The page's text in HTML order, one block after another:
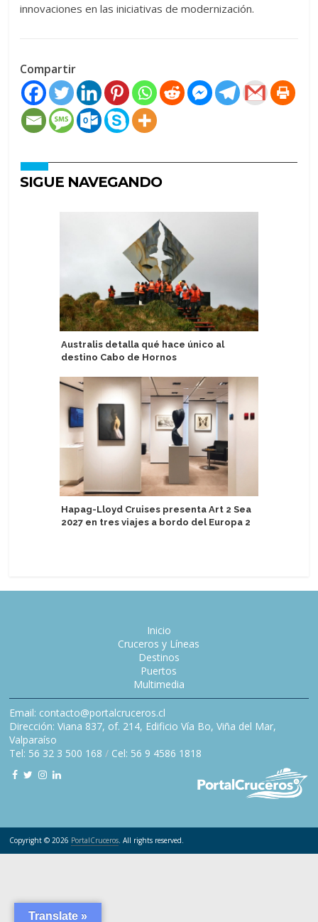
innovaciones en las iniciativas de modernización.
Compartir
SIGUE NAVEGANDO
Australis detalla qué hace único al
destino Cabo de Hornos
Hapag-Lloyd Cruises presenta Art 2 Sea
2027 en tres viajes a bordo del Europa 2
Inicio
Cruceros y Líneas
Destinos
Puertos
Multimedia
Email: contacto@portalcruceros.cl
Dirección: Viana 837, of. 214, Edificio Vía Bo, Viña del Mar,
Valparaíso
Tel: 56 32 3 500 168 / Cel: 56 9 4586 1818
Copyright © 2026 PortalCruceros. All rights reserved.
Translate »